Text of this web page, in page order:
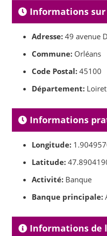
Informations
Adresse: 49 avenue
Commune: Orléans
Code Postal: 45100
Département: Loiret
Informations
Longitude:
Latitude:
Activité: Banque
Banque principale:
Informations de